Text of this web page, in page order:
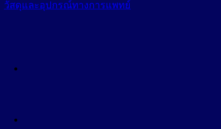
วัสดุและอุปกรณ์ทางการแพทย์